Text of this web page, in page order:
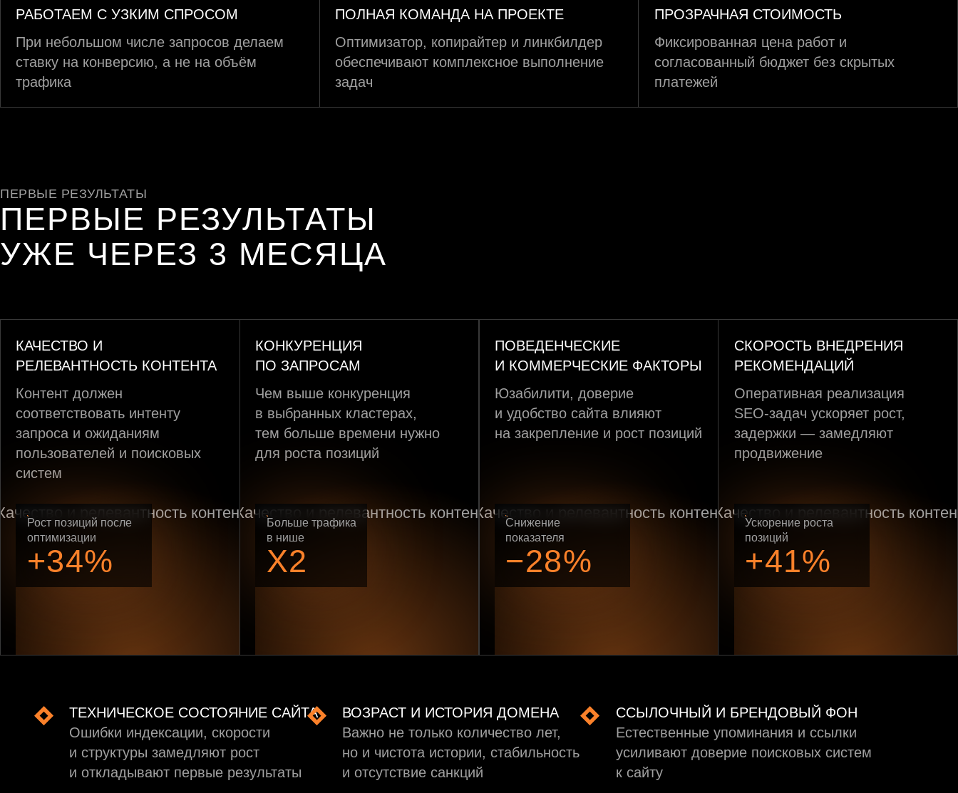
РАБОТАЕМ С УЗКИМ СПРОСОМ
При небольшом числе запросов делаем
ставку на конверсию, а не на объём
трафика
ПОЛНАЯ КОМАНДА НА ПРОЕКТЕ
Оптимизатор, копирайтер и линкбилдер
обеспечивают комплексное выполнение
задач
ПРОЗРАЧНАЯ СТОИМОСТЬ
Фиксированная цена работ и
согласованный бюджет без скрытых
платежей
ПЕРВЫЕ РЕЗУЛЬТАТЫ
ПЕРВЫЕ РЕЗУЛЬТАТЫ
УЖЕ ЧЕРЕЗ 3 МЕСЯЦА
КАЧЕСТВО И
РЕЛЕВАНТНОСТЬ КОНТЕНТА
Контент должен
соответствовать интенту
запроса и ожиданиям
пользователей и поисковых
систем
Рост позиций после
оптимизации
+34%
КОНКУРЕНЦИЯ
ПО ЗАПРОСАМ
Чем выше конкуренция
в выбранных кластерах,
тем больше времени нужно
для роста позиций
Больше трафика
в нише
X2
ПОВЕДЕНЧЕСКИЕ
И КОММЕРЧЕСКИЕ ФАКТОРЫ
Юзабилити, доверие
и удобство сайта влияют
на закрепление и рост позиций
Снижение
показателя
−28%
СКОРОСТЬ ВНЕДРЕНИЯ
РЕКОМЕНДАЦИЙ
Оперативная реализация
SEO-задач ускоряет рост,
задержки — замедляют
продвижение
Ускорение роста
позиций
+41%
ТЕХНИЧЕСКОЕ СОСТОЯНИЕ САЙТА
Ошибки индексации, скорости
и структуры замедляют рост
и откладывают первые результаты
ВОЗРАСТ И ИСТОРИЯ ДОМЕНА
Важно не только количество лет,
но и чистота истории, стабильность
и отсутствие санкций
ССЫЛОЧНЫЙ И БРЕНДОВЫЙ ФОН
Естественные упоминания и ссылки
усиливают доверие поисковых систем
к сайту